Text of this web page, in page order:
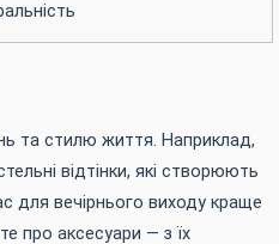
та стилю життя. Наприклад,
відтінки, які створюють
для вечірнього виходу краще
про аксесуари — з їх